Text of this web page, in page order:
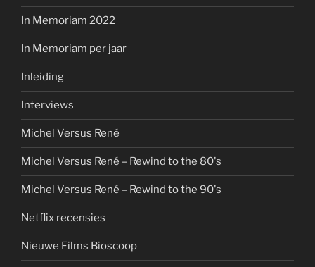
In Memoriam 2022
In Memoriam per jaar
Inleiding
Interviews
Michel Versus René
Michel Versus René – Rewind to the 80's
Michel Versus René – Rewind to the 90's
Netflix recensies
Nieuwe Films Bioscoop